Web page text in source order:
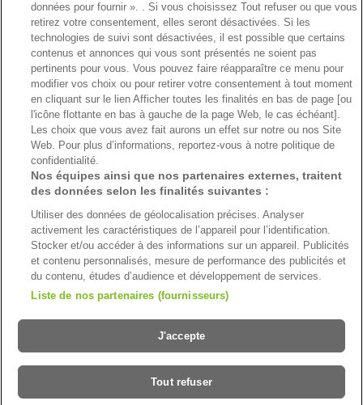
S'inscrire
Politique de confidentialité
©2026 Hermie
Durabilité Notre histoire
Blog et conseils de jardinage
Français (Belgique)
Paiement sécurisé avec
Envoi sécurisé avec
données pour fournir ». . Si vous choisissez Tout refuser ou que vous
retirez votre consentement, elles seront désactivées. Si les
technologies de suivi sont désactivées, il est possible que certains
contenus et annonces qui vous sont présentés ne soient pas
pertinents pour vous. Vous pouvez faire réapparaître ce menu pour
modifier vos choix ou pour retirer votre consentement à tout moment
en cliquant sur le lien Afficher toutes les finalités en bas de page [ou
l'icône flottante en bas à gauche de la page Web, le cas échéant].
Les choix que vous avez fait aurons un effet sur notre ou nos Site
Web. Pour plus d’informations, reportez-vous à notre politique de
confidentialité.
Nos équipes ainsi que nos partenaires externes, traitent
des données selon les finalités suivantes :
Utiliser des données de géolocalisation précises. Analyser
activement les caractéristiques de l’appareil pour l’identification.
Stocker et/ou accéder à des informations sur un appareil. Publicités
et contenu personnalisés, mesure de performance des publicités et
du contenu, études d’audience et développement de services.
Liste de nos partenaires (fournisseurs)
J'accepte
Tout refuser